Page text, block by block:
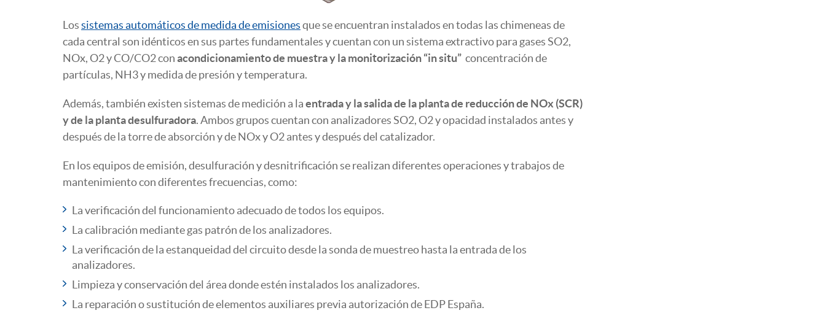
Lossistemas automáticos de medida de emisionesque se encuentran instalados en todas las chimeneas de
cada central son idénticos en sus partes fundamentales y cuentan con un sistema extractivo para gases SO2,
NOx, O2 y CO/CO2 conacondicionamiento de muestra y la monitorización “in situ” concentración de
partículas, NH3 y medida de presión y temperatura.
Además, también existen sistemas de medición a laentrada y la salida de la planta de reducción de NOx (SCR)
y de la planta desulfuradora. Ambos grupos cuentan con analizadores SO2, O2 y opacidad instalados antes y
después de la torre de absorción y de NOx y O2 antes y después del catalizador.
En los equipos de emisión, desulfuración y desnitrificación se realizan diferentes operaciones y trabajos de
mantenimiento con diferentes frecuencias, como:
La verificación del funcionamiento adecuado de todos los equipos.
La calibración mediante gas patrón de los analizadores.
La verificación de la estanqueidad del circuito desde la sonda de muestreo hasta la entrada de los
analizadores.
Limpieza y conservación del área donde estén instalados los analizadores.
La reparación o sustitución de elementos auxiliares previa autorización de EDP España.